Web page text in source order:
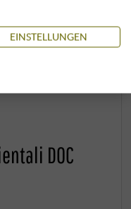
DOC
EINSTELLUNGEN